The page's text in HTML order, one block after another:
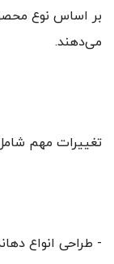
بر اساس نوع
می‌دهند.
تغییرات مهم
- طراحی انواع